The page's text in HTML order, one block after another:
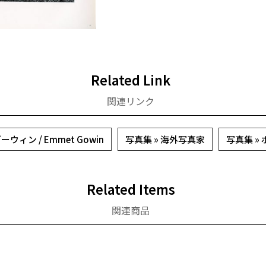
Related Link
関連リンク
ウィン / Emmet Gowin 写真集 » 海外写真家 写真集 »
Related Items
関連商品